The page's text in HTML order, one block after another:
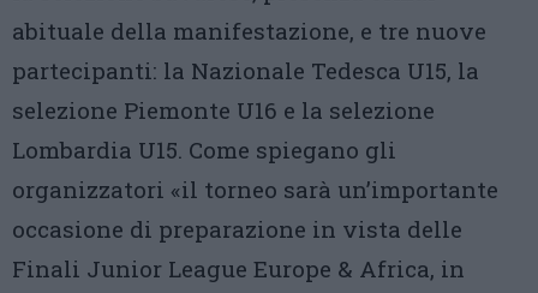
abituale della manifestazione, e tre nuove
partecipanti: la Nazionale Tedesca U15, la
selezione Piemonte U16 e la selezione
Lombardia U15. Come spiegano gli
organizzatori «il torneo sarà un’importante
occasione di preparazione in vista delle
Finali Junior League Europe & Africa, in